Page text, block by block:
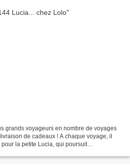
grands voyageurs en nombre de voyages
de cadeaux ! A chaque voyage, il
la petite Lucia, qui poursuit